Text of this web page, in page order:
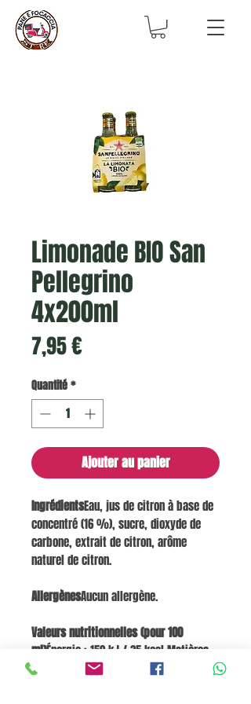
Limonade BIO San
Pellegrino
4x200ml
7,95 €Prix
Quantité*
Ajouter au panier
IngrédientsEau, jus de citron à base de
concentré (16 %), sucre, dioxyde de
carbone, extrait de citron, arôme
naturel de citron.
AllergènesAucun allergène.
Valeurs nutritionnelles (pour 100
ml)Énergie : 150 kJ / 35 kcal Matières
grasses : 0 g dont acides gras saturés :